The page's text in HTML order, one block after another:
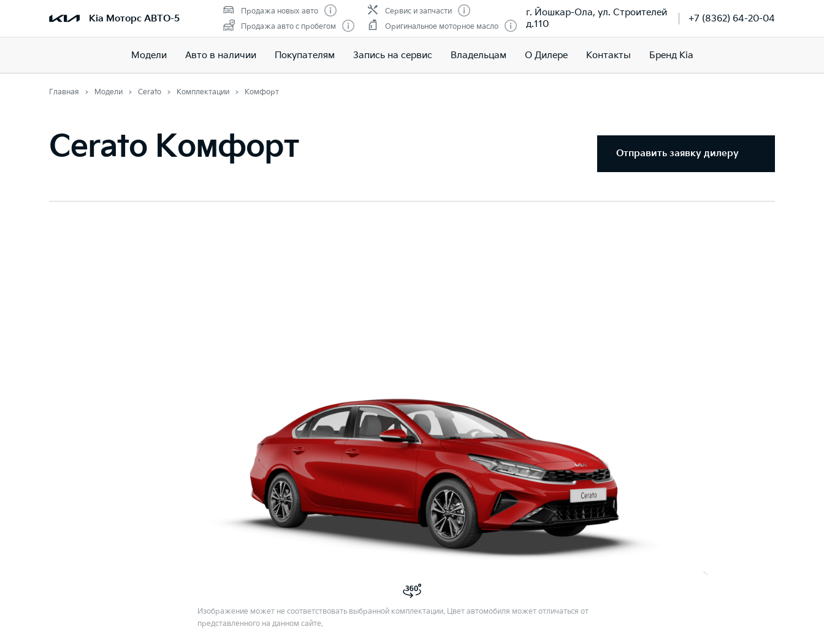
Kia Моторс АВТО-5
Продажа новых авто
Продажа авто с пробегом
Сервис и запчасти
Оригинальное моторное масло
г. Йошкар-Ола, ул. Строителей
д.110
+7 (8362) 64-20-04
Модели Авто в наличии Покупателям Запись на сервис Владельцам О Дилере Контакты Бренд Kia
Главная Модели Cerato Комплектации Комфорт
Cerato Комфорт Отправить заявку дилеру
Изображение может не соответствовать выбранной комплектации. Цвет автомобиля может отличаться от
представленного на данном сайте.